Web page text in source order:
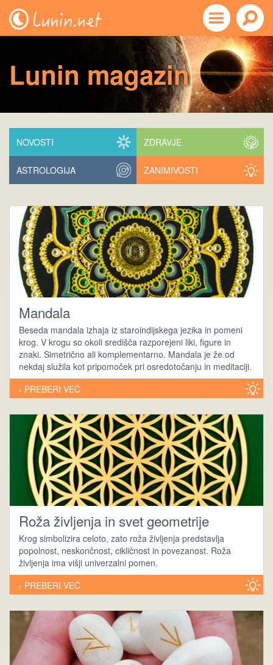
Lunin magazin
NOVOSTI ZDRAVJE
ASTROLOGIJA ZANIMIVOSTI
Mandala
Beseda mandala izhaja iz staroindijskega jezika in pomeni
krog. V krogu so okoli središča razporejeni liki, figure in
znaki. Simetrično ali komplementarno. Mandala je že od
nekdaj služila kot pripomoček pri osredotočanju in meditaciji.
› PREBERI VEČ
Roža življenja in svet geometrije
Krog simbolizira celoto, zato roža življenja predstavlja
popolnost, neskončnost, cikličnost in povezanost. Roža
življenja ima višji univerzalni pomen.
› PREBERI VEČ